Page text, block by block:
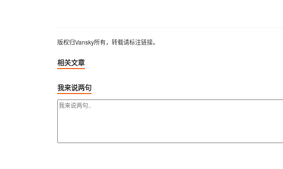
版权归Vansky所有，转载请标注链接。
相关文章
我来说两句